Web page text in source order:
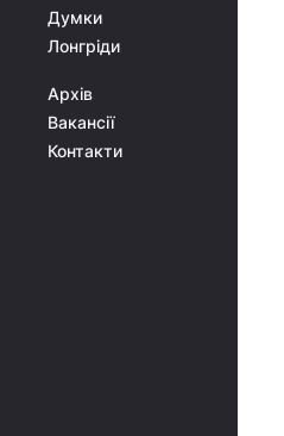
Думки
Лонгріди
Архів
Вакансії
Контакти